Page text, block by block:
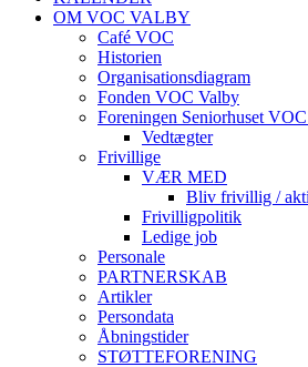
OM VOC VALBY
Café VOC
Historien
Organisationsdiagram
Fonden VOC Valby
Foreningen Seniorhuset
Vedtægter
Frivillige
VÆR MED
Bliv frivillig /
Frivilligpolitik
Ledige job
Personale
PARTNERSKAB
Artikler
Persondata
Åbningstider
STØTTEFORENING